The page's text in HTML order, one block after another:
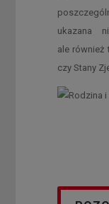
ukazana
ale również
czy Stany